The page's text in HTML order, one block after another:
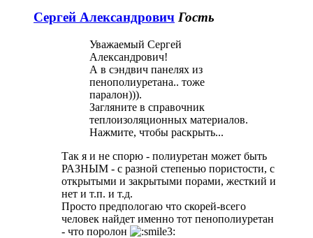
Сергей Александрович Гость
Уважаемый Сергей
Александрович!
А в сэндвич панелях из
пенополиуретана.. тоже
паралон))).
Загляните в справочник
теплоизоляционных материалов.
Нажмите, чтобы раскрыть...
Так я и не спорю - полиуретан может быть
РАЗНЫМ - с разной степенью пористости, с
открытыми и закрытыми порами, жесткий и
нет и т.п. и т.д.
Просто предпологаю что скорей-всего
человек найдет именно тот пенополиуретан
- что поролон